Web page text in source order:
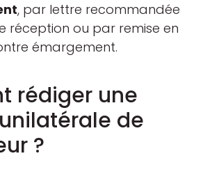
, par lettre recommandée
réception ou par remise en
émargement.
rédiger une
de
?